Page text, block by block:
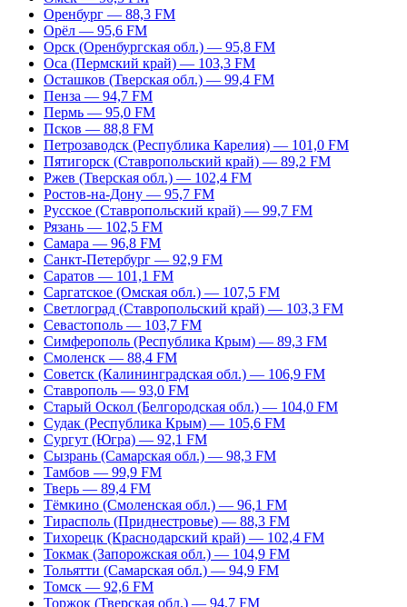
Оренбург — 88,3 FM
Орёл — 95,6 FM
Орск (Оренбургская обл.) — 95,8 FM
Оса (Пермский край) — 103,3 FM
Осташков (Тверская обл.) — 99,4 FM
Пенза — 94,7 FM
Пермь — 95,0 FM
Псков — 88,8 FM
Петрозаводск (Республика Карелия) — 101,0 FM
Пятигорск (Ставропольский край) — 89,2 FM
Ржев (Тверская обл.) — 102,4 FM
Ростов-на-Дону — 95,7 FM
Русское (Ставропольский край) — 99,7 FM
Рязань — 102,5 FM
Самара — 96,8 FM
Санкт-Петербург — 92,9 FM
Саратов — 101,1 FM
Саргатское (Омская обл.) — 107,5 FM
Светлоград (Ставропольский край) — 103,3 FM
Севастополь — 103,7 FM
Симферополь (Республика Крым) — 89,3 FM
Смоленск — 88,4 FM
Советск (Калининградская обл.) — 106,9 FM
Ставрополь — 93,0 FM
Старый Оскол (Белгородская обл.) — 104,0 FM
Судак (Республика Крым) — 105,6 FM
Сургут (Югра) — 92,1 FM
Сызрань (Самарская обл.) — 98,3 FM
Тамбов — 99,9 FM
Тверь — 89,4 FM
Тёмкино (Смоленская обл.) — 96,1 FM
Тирасполь (Приднестровье) — 88,3 FM
Тихорецк (Краснодарский край) — 102,4 FM
Токмак (Запорожская обл.) — 104,9 FM
Тольятти (Самарская обл.) — 94,9 FM
Томск — 92,6 FM
Торжок (Тверская обл.) — 94,7 FM